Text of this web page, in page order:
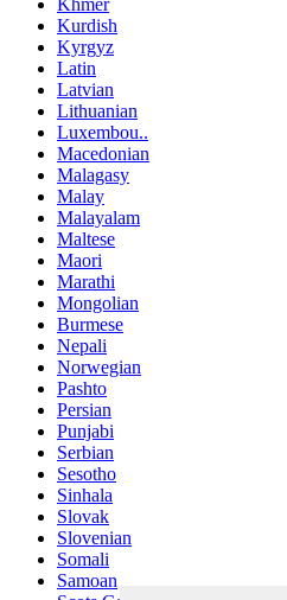
Kurdish
Kyrgyz
Latin
Latvian
Lithuanian
Luxembou..
Macedonian
Malagasy
Malay
Malayalam
Maltese
Maori
Marathi
Mongolian
Burmese
Nepali
Norwegian
Pashto
Persian
Punjabi
Serbian
Sesotho
Sinhala
Slovak
Slovenian
Somali
Samoan